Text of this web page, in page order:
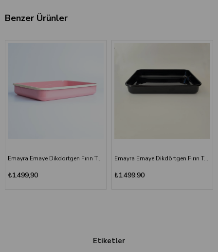
Benzer Ürünler
Emayra Emaye Dikdörtgen Fırın Tepsisi 25x35x5 cm | Gül Kurusu
₺1.499,90
Emayra Emaye Dikdörtgen Fırın Tepsisi 25x35x5 cm | Siyah
₺1.499,90
Etiketler